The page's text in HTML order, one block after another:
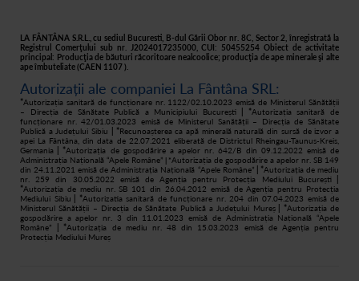
Filtre apă acasă
Asistență
Livrare
Retur
Cum cumpăr
LA FÂNTÂNA S.R.L., cu sediul Bucuresti, B-dul Gării Obor nr. 8C, Sector 2, înregistrată la
Registrul Comerţului sub nr. J2024017235000, CUI: 50455254 Obiect de activitate
principal: Producţia de băuturi răcoritoare nealcoolice; producţia de ape minerale şi alte
ape îmbuteliate (CAEN 1107 ).
Autorizații ale companiei La Fântâna SRL:
*Autorizația sanitară de funcționare nr. 1122/02.10.2023 emisă de Ministerul Sănătății
– Direcția de Sănătate Publică a Municipiului București
| *Autorizația sanitară de
funcționare nr. 42/01.03.2023 emisă de Ministerul Sanătății – Direcția de Sănătate
Publică a Județului Sibiu
| *Recunoașterea ca apă minerală naturală din sursă de izvor a
apei La Fântâna, din data de 22.07.2021 eliberată de Districtul Rheingau-Taunus-Kreis,
Germania
| *Autorizația de gospodărire a apelor nr. 642/B din 09.12.2022 emisă de
Administrația Națională “Apele Române”
| *Autorizația de gospodărire a apelor nr. SB 149
din 24.11.2021 emisă de Administrația Națională “Apele Române”
| *Autorizația de mediu
nr. 259 din 30.05.2022 emisă de Agenția pentru Protecția Mediului București
*Autorizația de mediu nr. SB 101 din 26.04.2012 emisă de Agenția pentru Protecția
Mediului Sibiu | *Autorizatia sanitară de funcționare nr. 204 din 07.04.2023 emisă de
Ministerul Sănătății – Direcția de Sănătate Publică a Județului Mureș| *Autorizația de
gospodărire a apelor nr. 3 din 11.01.2023 emisă de Administrația Națională “Apele
Române”
| *Autorizația de mediu nr. 48 din 15.03.2023 emisă de Agenția pentru
Protecția Mediului Mureș